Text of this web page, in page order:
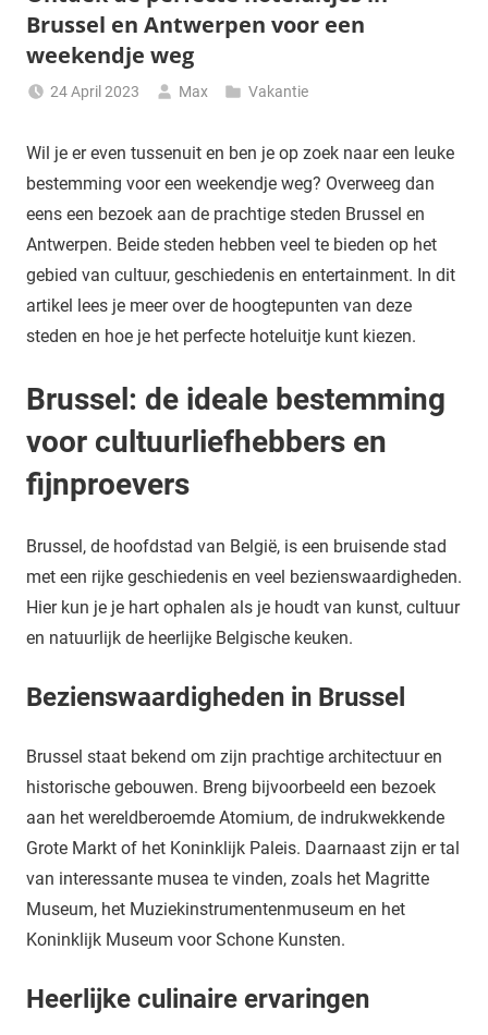
Brussel en Antwerpen voor een
weekendje weg
24 April 2023 Max Vakantie
Wil je er even tussenuit en ben je op zoek naar een leuke
bestemming voor een weekendje weg? Overweeg dan
eens een bezoek aan de prachtige steden Brussel en
Antwerpen. Beide steden hebben veel te bieden op het
gebied van cultuur, geschiedenis en entertainment. In dit
artikel lees je meer over de hoogtepunten van deze
steden en hoe je het perfecte hoteluitje kunt kiezen.
Brussel: de ideale bestemming
voor cultuurliefhebbers en
fijnproevers
Brussel, de hoofdstad van België, is een bruisende stad
met een rijke geschiedenis en veel bezienswaardigheden.
Hier kun je je hart ophalen als je houdt van kunst, cultuur
en natuurlijk de heerlijke Belgische keuken.
Bezienswaardigheden in Brussel
Brussel staat bekend om zijn prachtige architectuur en
historische gebouwen. Breng bijvoorbeeld een bezoek
aan het wereldberoemde Atomium, de indrukwekkende
Grote Markt of het Koninklijk Paleis. Daarnaast zijn er tal
van interessante musea te vinden, zoals het Magritte
Museum, het Muziekinstrumentenmuseum en het
Koninklijk Museum voor Schone Kunsten.
Heerlijke culinaire ervaringen